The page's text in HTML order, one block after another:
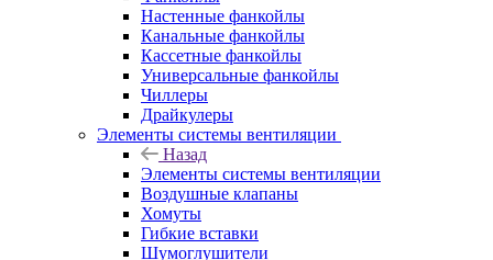
Настенные фанкойлы
Канальные фанкойлы
Кассетные фанкойлы
Универсальные фанкойлы
Чиллеры
Драйкулеры
Элементы системы вентиляции
Назад
Элементы системы вентиляции
Воздушные клапаны
Хомуты
Гибкие вставки
Шумоглушители